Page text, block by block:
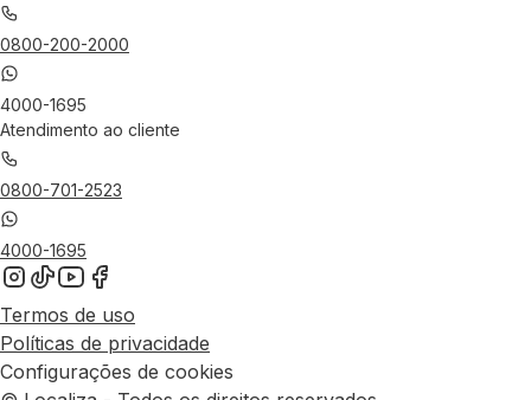
0800-200-2000
4000-1695
Atendimento ao cliente
0800-701-2523
4000-1695
Termos de uso
Políticas de privacidade
Configurações de cookies